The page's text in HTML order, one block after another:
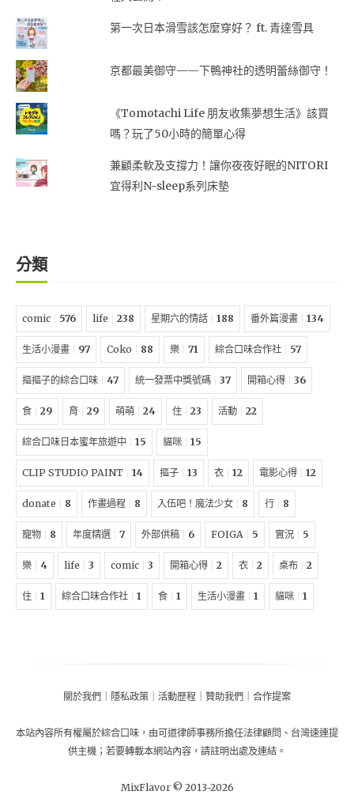
第一次日本滑雪該怎麼穿好？ ft. 青達雪具
京都最美御守——下鴨神社的透明蕾絲御守！
《Tomotachi Life 朋友收集夢想生活》該買
嗎？玩了50小時的簡單心得
兼顧柔軟及支撐力！讓你夜夜好眠的NITORI
宜得利N-sleep系列床墊
分類
comic 576 life 238 星期六的情話 188 番外篇漫畫 134
生活小漫畫 97 Coko 88 樂 71 綜合口味合作社 57
摳摳子的綜合口味 47 統一發票中獎號碼 37 開箱心得 36
食 29 育 29 萌萌 24 住 23 活動 22
綜合口味日本蜜年旅遊中 15 貓咪 15
CLIP STUDIO PAINT 14 摳子 13 衣 12 電影心得 12
donate 8 作畫過程 8 入伍吧！魔法少女 8 行 8
寵物 8 年度精選 7 外部供稿 6 FOIGA 5 實況 5
樂 4 life 3 comic 3 開箱心得 2 衣 2 桌布 2
住 1 綜合口味合作社 1 食 1 生活小漫畫 1 貓咪 1
關於我們 隱私政策 活動歷程 贊助我們 合作提案
本站內容所有權屬於綜合口味 ，由可道律師事務所擔任法律顧問 、 台灣速連提
供主機 ； 若要轉載本網站內容，請註明出處及連結。
MixFlavor © 2013-2026